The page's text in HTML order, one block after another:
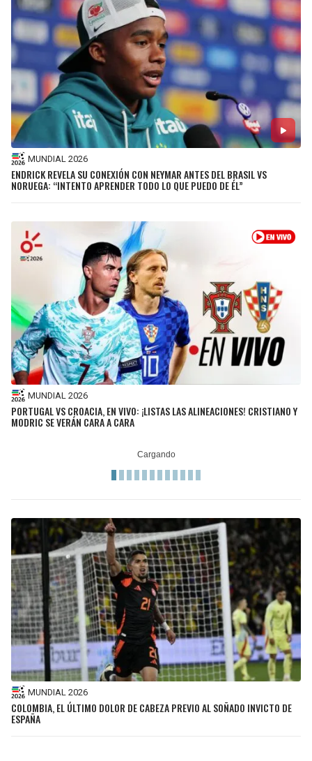
MUNDIAL 2026
ENDRICK REVELA SU CONEXIÓN CON NEYMAR ANTES DEL BRASIL VS
NORUEGA: “INTENTO APRENDER TODO LO QUE PUEDO DE ÉL”
MUNDIAL 2026
PORTUGAL VS CROACIA, EN VIVO: ¡LISTAS LAS ALINEACIONES! CRISTIANO Y
MODRIC SE VERÁN CARA A CARA
MUNDIAL 2026
COLOMBIA, EL ÚLTIMO DOLOR DE CABEZA PREVIO AL SOÑADO INVICTO DE
ESPAÑA